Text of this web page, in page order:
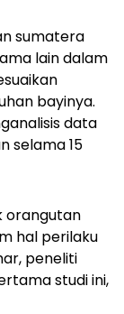
sumatera
lain dalam
bayinya.
data
selama 15
orangutan
hal perilaku
peneliti
studi ini,